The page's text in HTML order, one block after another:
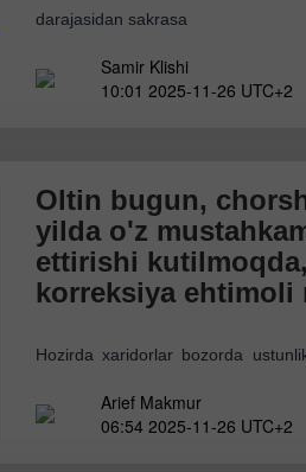
darajasidan sakrasa
Samir Klishi
10:01 2025-11-26 UTC+2
Oltin bugun,
yilda o'z
ettirishi
korreksiya ehtimoli
Hozirda xaridorlar bozorda
yaqqol ko'rinmoqda. Biroq RSI
Arief Makmur
06:54 2025-11-26 UTC+2